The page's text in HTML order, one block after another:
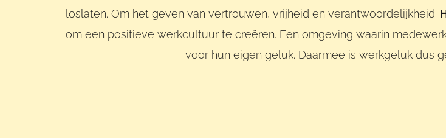
loslaten. Om het geven van vertrouwen, vrijheid en verantwoordelijkheid.
om een positieve werkcultuur te creëren. Een omgeving waarin
voor hun eigen geluk. Daarmee is werkgeluk dus